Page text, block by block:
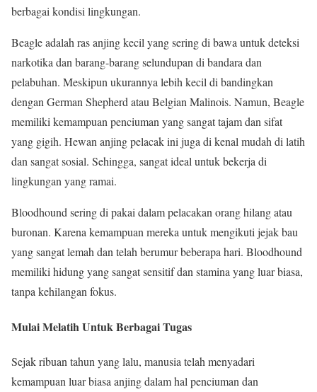
berbagai kondisi lingkungan.
Beagle adalah ras anjing kecil yang sering di bawa untuk deteksi
narkotika dan barang-barang selundupan di bandara dan
pelabuhan. Meskipun ukurannya lebih kecil di bandingkan
dengan German Shepherd atau Belgian Malinois. Namun, Beagle
memiliki kemampuan penciuman yang sangat tajam dan sifat
yang gigih. Hewan anjing pelacak ini juga di kenal mudah di latih
dan sangat sosial. Sehingga, sangat ideal untuk bekerja di
lingkungan yang ramai.
Bloodhound sering di pakai dalam pelacakan orang hilang atau
buronan. Karena kemampuan mereka untuk mengikuti jejak bau
yang sangat lemah dan telah berumur beberapa hari. Bloodhound
memiliki hidung yang sangat sensitif dan stamina yang luar biasa,
tanpa kehilangan fokus.
Mulai Melatih Untuk Berbagai Tugas
Sejak ribuan tahun yang lalu, manusia telah menyadari
kemampuan luar biasa anjing dalam hal penciuman dan